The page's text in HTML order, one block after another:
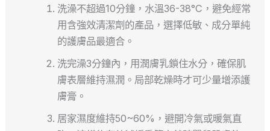
洗澡不超過10分鐘，水溫36-38°C，避免經常
用含強效清潔劑的產品，選擇低敏、成分單純
的護膚品最適合。
洗完澡3分鐘內，用潤膚乳鎖住水分，確保肌
膚表層維持濕潤。局部乾燥時才可少量增添護
膚膏。
居家濕度維持50~60%，避開冷氣或暖氣直